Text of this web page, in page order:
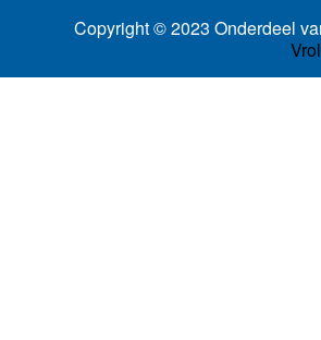
Copyright © 2023 Onderdeel